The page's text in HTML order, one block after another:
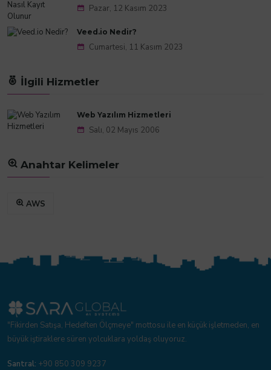
Pazar, 12 Kasım 2023
Veed.io Nedir?
Cumartesi, 11 Kasım 2023
İlgili Hizmetler
Web Yazılım Hizmetleri
Salı, 02 Mayıs 2006
Anahtar Kelimeler
AWS
"Fikirden Satışa, Hedeften Ölçmeye" mottosu ile en küçük işletmeden, en
büyük iştiraklere süren yolcuklara yoldaş oluyoruz.
Santral: +90 850 309 9237